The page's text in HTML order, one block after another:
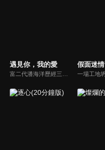
遇見你，我的愛
富二代潘海洋歷經三次失敗婚姻，認為金錢阻礙愛情。唯第一任妻子陸雪怡真心待他。好友伊軒勸他隱藏身份。他在酒吧對芭蕾舞演員韓夢瑤一見鍾情。便化身業務經理與她相戀。熱戀中潘海洋決定娶韓夢瑤，卻在婚前發現韓夢瑤三年前曾是自己公司員工，進而揭開伊軒與韓夢瑤為還債設局圖謀他財產的陰謀...
假面迷情